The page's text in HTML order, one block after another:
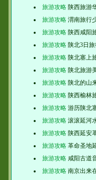
旅游攻略 陕西旅游
旅游攻略 渭南旅行
旅游攻略 陕西咸阳
旅游攻略 陕北3日
旅游攻略 陕北塞上
旅游攻略 陕北旅游
旅游攻略 陕北的山
旅游攻略 陕西榆林
旅游攻略 游历陕北
旅游攻略 滚滚延河
旅游攻略 陕西延安
旅游攻略 革命圣地
旅游攻略 咸阳古道
旅游攻略 南京出来